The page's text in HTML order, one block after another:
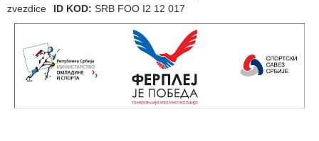
zvezdice
ID KOD: SRB FOO I2 12 017